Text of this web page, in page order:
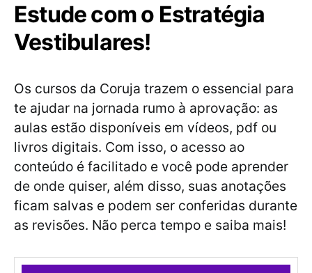
Estude com o Estratégia
Vestibulares!
Os cursos da Coruja trazem o essencial para
te ajudar na jornada rumo à aprovação: as
aulas estão disponíveis em vídeos, pdf ou
livros digitais. Com isso, o acesso ao
conteúdo é facilitado e você pode aprender
de onde quiser, além disso, suas anotações
ficam salvas e podem ser conferidas durante
as revisões. Não perca tempo e saiba mais!